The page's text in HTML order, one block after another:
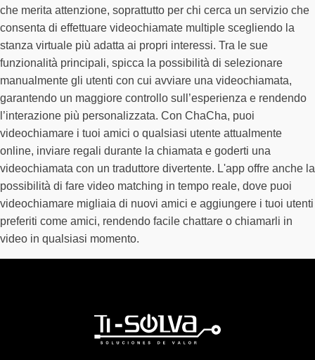
che merita attenzione, soprattutto per chi cerca un servizio che
consenta di effettuare videochiamate multiple scegliendo la
stanza virtuale più adatta ai propri interessi. Tra le sue
funzionalità principali, spicca la possibilità di selezionare
manualmente gli utenti con cui avviare una videochiamata,
garantendo un maggiore controllo sull’esperienza e rendendo
l’interazione più personalizzata. Con ChaCha, puoi
videochiamare i tuoi amici o qualsiasi utente attualmente
online, inviare regali durante la chiamata e goderti una
videochiamata con un traduttore divertente. L'app offre anche la
possibilità di fare video matching in tempo reale, dove puoi
videochiamare migliaia di nuovi amici e aggiungere i tuoi utenti
preferiti come amici, rendendo facile chattare o chiamarli in
video in qualsiasi momento.